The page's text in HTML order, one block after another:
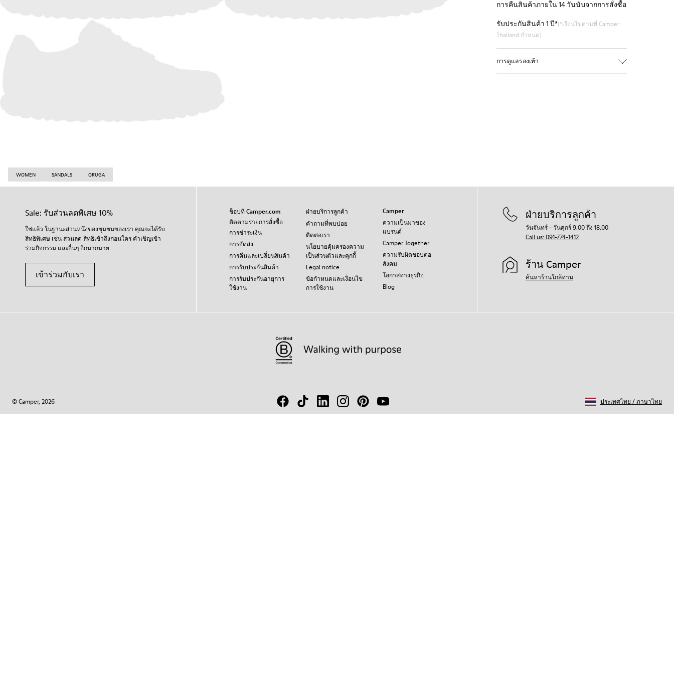
การคืนสินค้าภายใน 14 วันนับจากการสั่งซื้อ
รับประกันสินค้า 1 ปี*(*เงื่อนไขตามที่ Camper
Thailand กำหนด)
การดูแลรองเท้า
WOMEN SANDALS ORUGA
Sale: รับส่วนลดพิเศษ 10%
ใช่แล้ว ในฐานะส่วนหนึ่งของชุมชนของเรา คุณจะได้รับ
สิทธิพิเศษ เช่น ส่วนลด สิทธิเข้าถึงก่อนใคร คำเชิญเข้า
ร่วมกิจกรรม และอื่นๆ อีกมากมาย
เข้าร่วมกับเรา
ช็อปที่ Camper.com
ติดตามรายการสั่งซื้อ
การชำระเงิน
การจัดส่ง
การคืนและเปลี่ยนสินค้า
การรับประกันสินค้า
การรับประกันอายุการ
ใช้งาน
ฝ่ายบริการลูกค้า
คำถามที่พบบ่อย
ติดต่อเรา
นโยบายคุ้มครองความ
เป็นส่วนตัวและคุกกี้
Legal notice
ข้อกำหนดและเงื่อนไข
การใช้งาน
Camper
ความเป็นมาของ
แบรนด์
Camper Together
ความรับผิดชอบต่อ
สังคม
โอกาสทางธุรกิจ
Blog
ฝ่ายบริการลูกค้า
วันจันทร์ - วันศุกร์ 9.00 ถึง 18.00
Call us: 091-774-1412
ร้าน Camper
ค้นหาร้านใกล้ท่าน
© Camper, 2026 ประเทศไทย /ภาษาไทย